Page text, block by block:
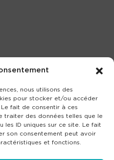
nous utilisons des
pour stocker et/ou accéder
fait de consentir à ces
traiter des données telles que le
ID uniques sur ce site. Le fait
son consentement peut avoir
et fonctions.